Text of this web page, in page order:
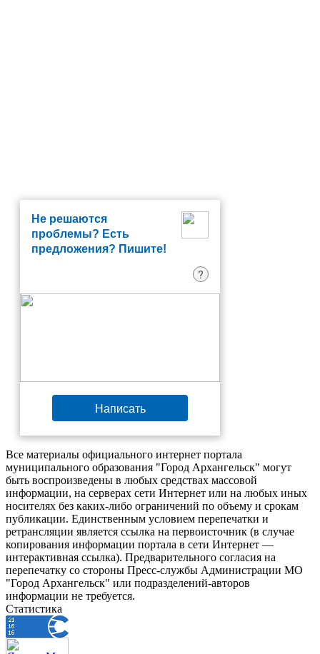
Не решаются
проблемы? Есть
предложения? Пишите!
?
Написать
Все материалы официального интернет портала
муниципального образования "Город Архангельск" могут
быть воспроизведены в любых средствах массовой
информации, на серверах сети Интернет или на любых иных
носителях без каких-либо ограничений по объему и срокам
публикации. Единственным условием перепечатки и
ретрансляции является ссылка на первоисточник (в случае
копирования информации портала в сети Интернет —
интерактивная ссылка). Предварительного согласия на
перепечатку со стороны Пресс-службы Администрации МО
"Город Архангельск" или подразделений-авторов
информации не требуется.
Статистика